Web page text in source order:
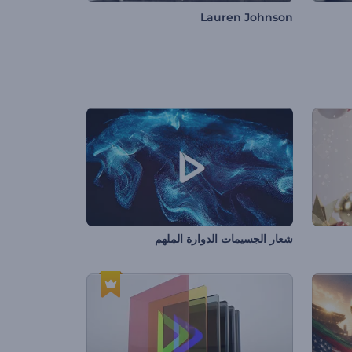
Lauren Johnson
شعار الجسيمات الدوارة الملهم